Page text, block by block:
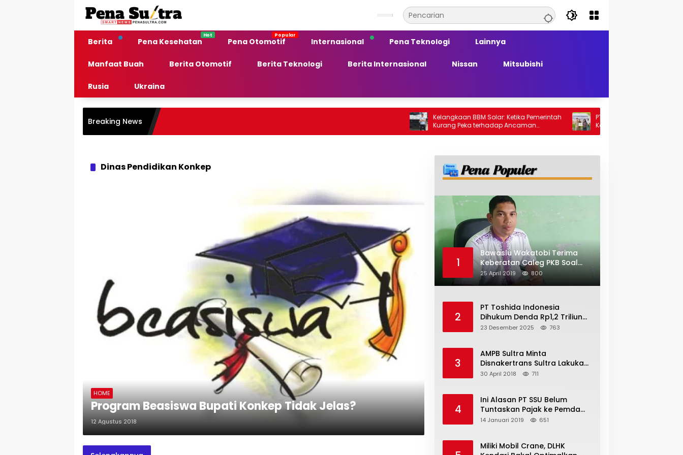
Berita
Pena Kesehatan Pena Otomotif Internasional Pena Teknologi Lainnya
Manfaat Buah Berita Otomotif Berita Teknologi Berita Internasional Nissan Mitsubishi
Rusia Ukraina
Breaking News
Kelangkaan BBM Solar: Ketika Pemerintah
Kurang Peka terhadap Ancaman
Ekonomi Daerah
PT Generasi Agung Perkasa Buktikan
Komitmen Sosial, Salurkan PPM
Juta untuk Masyarakat Lingkar
Dinas Pendidikan Konkep
HOME
Program Beasiswa Bupati Konkep Tidak Jelas?
12 Agustus 2018
1
Bawaslu Wakatobi Terima
Keberatan Caleg PKB Soal
Penggelembungan Suara
25 April 2019 800
2
PT Toshida Indonesia
Dihukum Denda Rp1,2 Triliun
atas Aktivitas Tambang
23 Desember 2025 763
3
AMPB Sultra Minta
Disnakertrans Sultra Lakukan
Sweeping TKA
30 April 2018 711
4
Ini Alasan PT SSU Belum
Tuntaskan Pajak ke Pemda
Bombana Sebesar Rp8 Miliar
14 Januari 2019 651
Miliki Mobil Crane, DLHK